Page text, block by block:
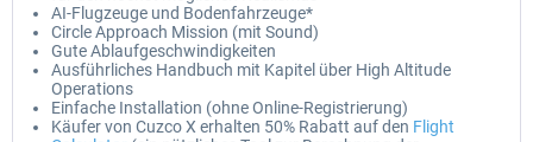
AI-Flugzeuge und Bodenfahrzeuge*
Circle Approach Mission (mit Sound)
Gute Ablaufgeschwindigkeiten
Ausführliches Handbuch mit Kapitel über High Altitude
Operations
Einfache Installation (ohne Online-Registrierung)
Käufer von Cuzco X erhalten 50% Rabatt auf den Flight